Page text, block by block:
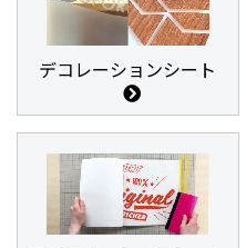
デコレーションシート